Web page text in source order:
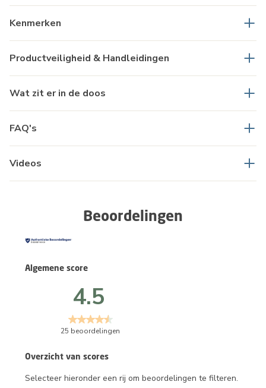
Kenmerken
Productveiligheid & Handleidingen
Wat zit er in de doos
FAQ's
Videos
Beoordelingen
Overzicht van scores
Selecteer hieronder een rij om beoordelingen te filteren.
Algemene score
4.5
25 beoordelingen